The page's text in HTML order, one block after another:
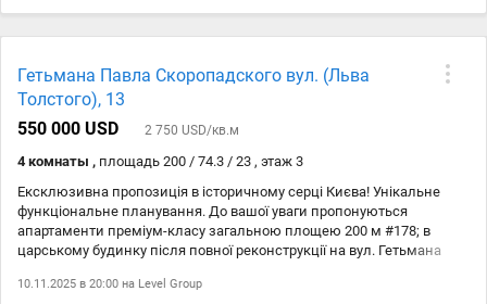
Гетьмана Павла Скоропадского вул. (Льва
Толстого), 13
550 000 USD
2 750 USD/кв.м
4 комнаты , площадь 200 / 74.3 / 23 , этаж 3
Ексклюзивна пропозиція в історичному серці Києва! Унікальне
функціональне планування. До вашої уваги пропонуються
апартаменти преміум-класу загальною площею 200 м #178; в
царському будинку після повної реконструкції на вул. Гетьмана
історичний шарм (стелі 4 метри!) із сучасним, продуманим до
10.11.2025 в 20:00 на Level Group